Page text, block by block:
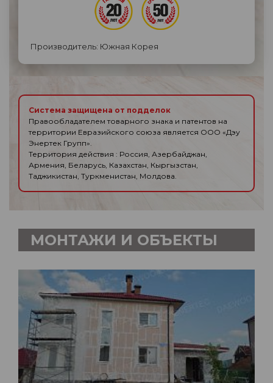
Производитель: Южная Корея
Система защищена от подделок
Правообладателем товарного знака и патентов на
территории Евразийского союза является ООО «Дэу
Энертек Групп».
Территория действия : Россия, Азербайджан,
Армения, Беларусь, Казахстан, Кыргызстан,
Таджикистан, Туркменистан, Молдова.
МОНТАЖИ И ОБЪЕКТЫ